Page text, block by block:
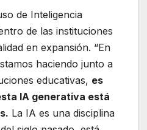
de Inteligencia
de las instituciones
en expansión. “En
haciendo junto a
educativas, es
IA generativa está
La IA es una disciplina